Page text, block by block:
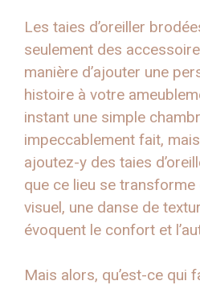
Les taies d’oreiller
seulement des
manière d’ajouter une
histoire à votre
instant une simple
impeccablement fait,
ajoutez-y des taies
que ce lieu se
visuel, une danse de
évoquent le confort et
Mais alors, qu’est-ce qui